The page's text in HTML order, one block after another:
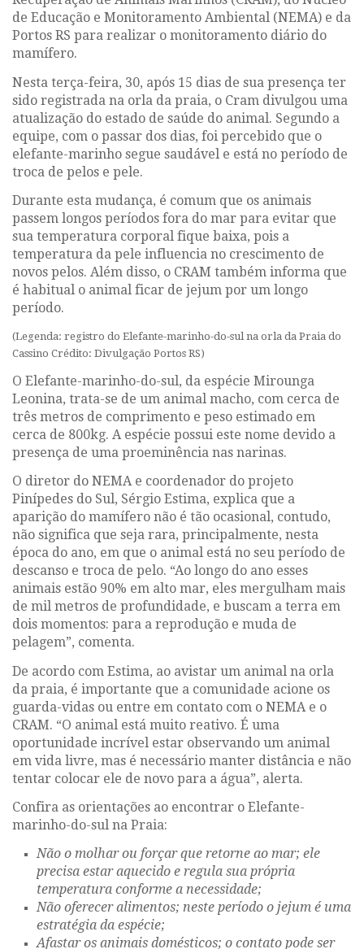
de Educação e Monitoramento Ambiental (NEMA) e da
Portos RS para realizar o monitoramento diário do
mamífero.
Nesta terça-feira, 30, após 15 dias de sua presença ter
sido registrada na orla da praia, o Cram divulgou uma
atualização do estado de saúde do animal. Segundo a
equipe, com o passar dos dias, foi percebido que o
elefante-marinho segue saudável e está no período de
troca de pelos e pele.
Durante esta mudança, é comum que os animais
passem longos períodos fora do mar para evitar que
sua temperatura corporal fique baixa, pois a
temperatura da pele influencia no crescimento de
novos pelos. Além disso, o CRAM também informa que
é habitual o animal ficar de jejum por um longo
período.
(Legenda: registro do Elefante-marinho-do-sul na orla da Praia do
Cassino Crédito: Divulgação Portos RS)
O Elefante-marinho-do-sul, da espécie Mirounga
Leonina, trata-se de um animal macho, com cerca de
três metros de comprimento e peso estimado em
cerca de 800kg. A espécie possui este nome devido a
presença de uma proeminência nas narinas.
O diretor do NEMA e coordenador do projeto
Pinípedes do Sul, Sérgio Estima, explica que a
aparição do mamífero não é tão ocasional, contudo,
não significa que seja rara, principalmente, nesta
época do ano, em que o animal está no seu período de
descanso e troca de pelo. “Ao longo do ano esses
animais estão 90% em alto mar, eles mergulham mais
de mil metros de profundidade, e buscam a terra em
dois momentos: para a reprodução e muda de
pelagem”, comenta.
De acordo com Estima, ao avistar um animal na orla
da praia, é importante que a comunidade acione os
guarda-vidas ou entre em contato com o NEMA e o
CRAM. “O animal está muito reativo. É uma
oportunidade incrível estar observando um animal
em vida livre, mas é necessário manter distância e não
tentar colocar ele de novo para a água”, alerta.
Confira as orientações ao encontrar o Elefante-
marinho-do-sul na Praia:
Não o molhar ou forçar que retorne ao mar; ele
precisa estar aquecido e regula sua própria
temperatura conforme a necessidade;
Não oferecer alimentos; neste período o jejum é uma
estratégia da espécie;
Afastar os animais domésticos; o contato pode ser